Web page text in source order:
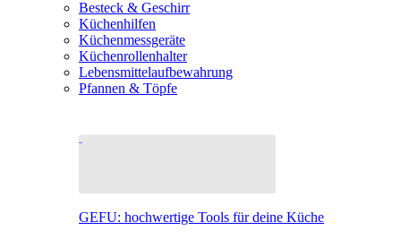
Besteck & Geschirr
Küchenhilfen
Küchenmessgeräte
Küchenrollenhalter
Lebensmittelaufbewahrung
Pfannen & Töpfe
GEFU: hochwertige Tools für deine Küche